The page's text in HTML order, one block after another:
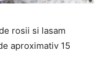
rosii si lasam
aproximativ 15